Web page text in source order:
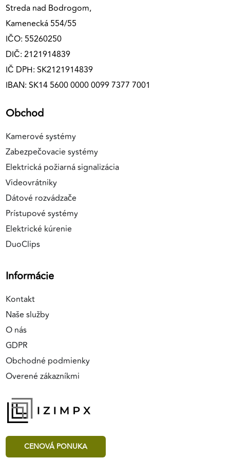
Streda nad Bodrogom,
Kamenecká 554/55
IČO: 55260250
DIČ: 2121914839
IČ DPH: SK2121914839
IBAN: SK14 5600 0000 0099 7377 7001
Obchod
Kamerové systémy
Zabezpečovacie systémy
Elektrická požiarná signalizácia
Videovrátniky
Dátové rozvádzače
Prístupové systémy
Elektrické kúrenie
DuoClips
Informácie
Kontakt
Naše služby
O nás
GDPR
Obchodné podmienky
Overené zákazníkmi
CENOVÁ PONUKA